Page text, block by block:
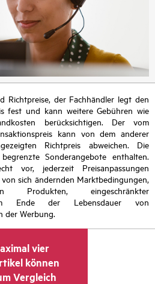
Richtpreise, der Fachhändler legt den
fest und kann weitere Gebühren wie
berücksichtigen. Der vom
kann von dem anderer
Richtpreis abweichen. Die
Sonderangebote enthalten.
vor, jederzeit Preisanpassungen
sich ändernden Marktbedingungen,
eingeschränkter
Ende der Lebensdauer von
der Werbung.
vier
können
Vergleich